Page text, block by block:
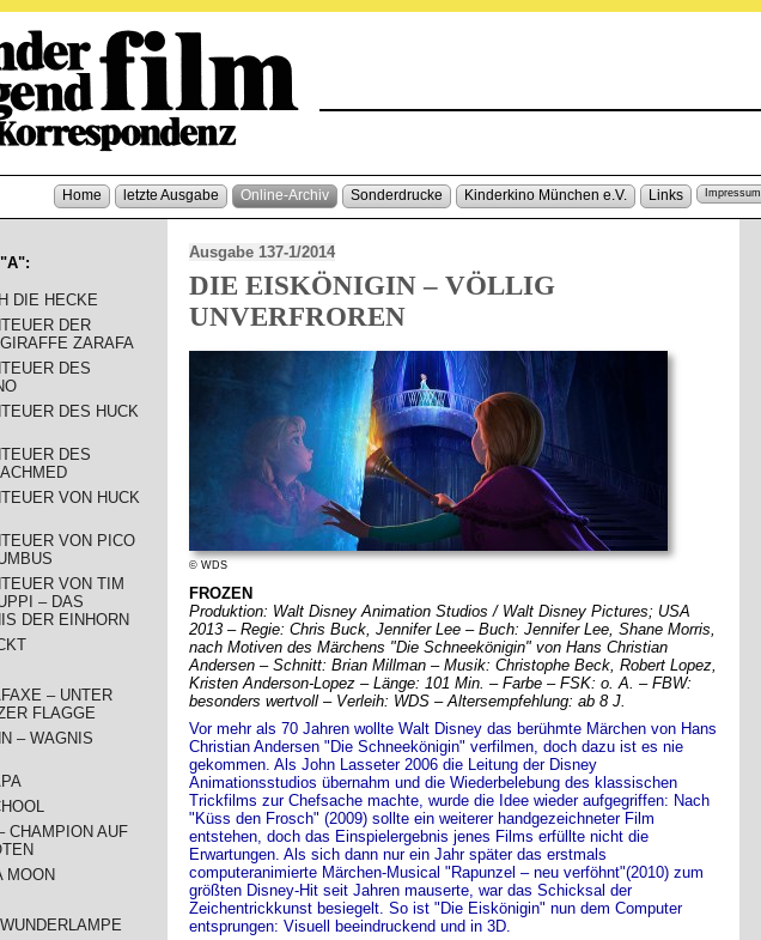
Home letzte Ausgabe Online-Archiv Sonderdrucke Kinderkino München e.V. Links Impressum
Ausgabe 137-1/2014
DIE EISKÖNIGIN – VÖLLIG
UNVERFROREN
© WDS
FROZEN
Produktion: Walt Disney Animation Studios / Walt Disney Pictures; USA
2013 – Regie: Chris Buck, Jennifer Lee – Buch: Jennifer Lee, Shane Morris,
nach Motiven des Märchens "Die Schneekönigin" von Hans Christian
Andersen – Schnitt: Brian Millman – Musik: Christophe Beck, Robert Lopez,
Kristen Anderson-Lopez – Länge: 101 Min. – Farbe – FSK: o. A. – FBW:
besonders wertvoll – Verleih: WDS – Altersempfehlung: ab 8 J.
Vor mehr als 70 Jahren wollte Walt Disney das berühmte Märchen von Hans
Christian Andersen "Die Schneekönigin" verfilmen, doch dazu ist es nie
gekommen. Als John Lasseter 2006 die Leitung der Disney
Animationsstudios übernahm und die Wiederbelebung des klassischen
Trickfilms zur Chefsache machte, wurde die Idee wieder aufgegriffen: Nach
"Küss den Frosch" (2009) sollte ein weiterer handgezeichneter Film
entstehen, doch das Einspielergebnis jenes Films erfüllte nicht die
Erwartungen. Als sich dann nur ein Jahr später das erstmals
computeranimierte Märchen-Musical "Rapunzel – neu verföhnt"(2010) zum
größten Disney-Hit seit Jahren mauserte, war das Schicksal der
Zeichentrickkunst besiegelt. So ist "Die Eiskönigin" nun dem Computer
entsprungen: Visuell beeindruckend und in 3D.
DIE HECKE
DER
ZARAFA
DES
DES HUCK
DES
VON HUCK
VON PICO
VON TIM
– DAS
DER EINHORN
– UNTER
FLAGGE
– WAGNIS
CHAMPION AUF
MOON